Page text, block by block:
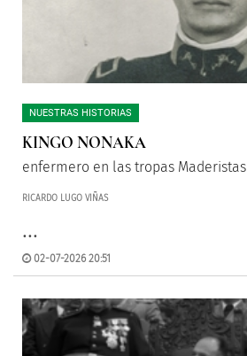
NUESTRAS HISTORIAS
KINGO NONAKA
enfermero en las tropas Maderistas
RICARDO LUGO VIÑAS
...
02-07-2026 20:51